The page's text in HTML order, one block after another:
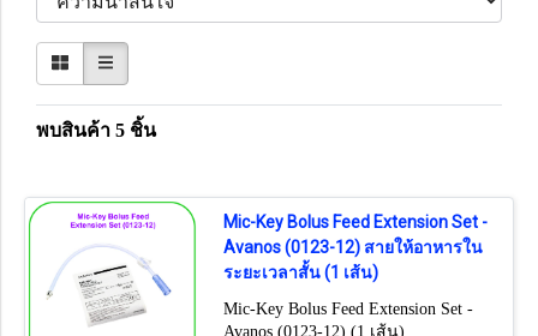
พบสินค้า 5 ชิ้น
Mic-Key Bolus Feed Extension Set -
Avanos (0123-12) สายให้อาหารใน
ระยะเวลาสั้น (1 เส้น)
Mic-Key Bolus Feed Extension Set -
Avanos (0123-12) (1 เส้น)